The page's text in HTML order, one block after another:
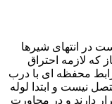
در انتهای شیرها
که لازمه احتراق
محفظه ای با درب
نیست و ابتدا لوله
دارند و در مجاورت